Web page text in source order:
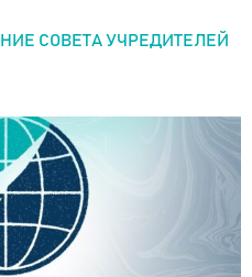
СОВЕТА УЧРЕДИТЕЛЕЙ